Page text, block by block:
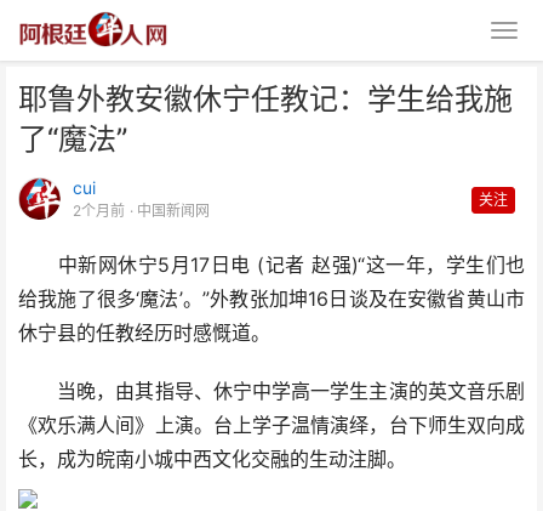
耶鲁外教安徽休宁任教记：学生给我施
了“魔法”
cui
2个月前 · 中国新闻网
关注
中新网休宁5月17日电 (记者 赵强)“这一年，学生们也
给我施了很多‘魔法’。”外教张加坤16日谈及在安徽省黄山市
休宁县的任教经历时感慨道。
当晚，由其指导、休宁中学高一学生主演的英文音乐剧
《欢乐满人间》上演。台上学子温情演绎，台下师生双向成
长，成为皖南小城中西文化交融的生动注脚。
耶鲁外教安徽休宁任教记：学生给
我施了“魔法”